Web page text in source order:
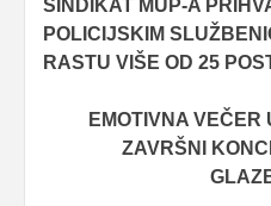
navigation
SINDIKAT MUP-A
POLICIJSKIM
RASTU VIŠE OD 25
EMOTIVNA VEČER
ZAVRŠNI